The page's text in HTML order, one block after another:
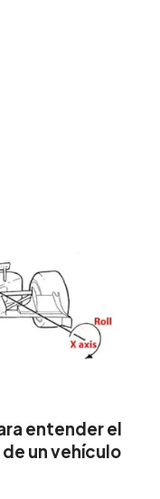
entender el
un vehículo